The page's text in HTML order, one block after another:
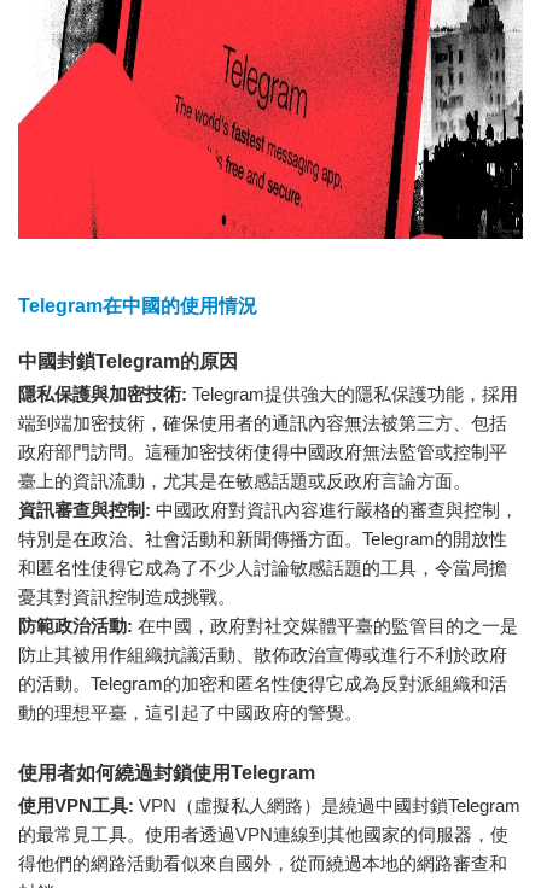
Telegram在中國的使用情況
中國封鎖Telegram的原因
隱私保護與加密技術: Telegram提供強大的隱私保護功能，採用
端到端加密技術，確保使用者的通訊內容無法被第三方、包括
政府部門訪問。這種加密技術使得中國政府無法監管或控制平
臺上的資訊流動，尤其是在敏感話題或反政府言論方面。
資訊審查與控制: 中國政府對資訊內容進行嚴格的審查與控制，
特別是在政治、社會活動和新聞傳播方面。Telegram的開放性
和匿名性使得它成為了不少人討論敏感話題的工具，令當局擔
憂其對資訊控制造成挑戰。
防範政治活動: 在中國，政府對社交媒體平臺的監管目的之一是
防止其被用作組織抗議活動、散佈政治宣傳或進行不利於政府
的活動。Telegram的加密和匿名性使得它成為反對派組織和活
動的理想平臺，這引起了中國政府的警覺。
使用者如何繞過封鎖使用Telegram
使用VPN工具: VPN（虛擬私人網路）是繞過中國封鎖Telegram
的最常見工具。使用者透過VPN連線到其他國家的伺服器，使
得他們的網路活動看似來自國外，從而繞過本地的網路審查和